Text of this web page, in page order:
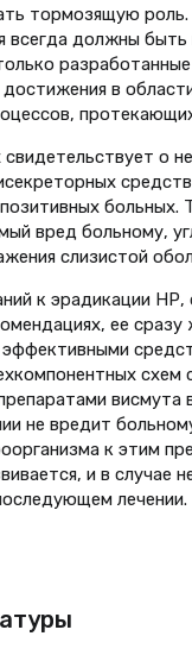
тормозящую
всегда должны
в
о
больных.
вред больному,
слизистой
к эрадикации НР,
ее сразу
схем
висмута
не вредит
к этим
и в случае
лечении.